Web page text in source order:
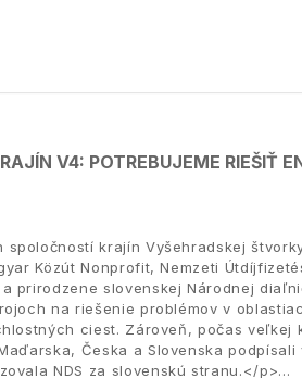
V4: POTREBUJEME RIEŠIŤ
spoločností krajín Vyšehradskej
Közút Nonprofit, Nemzeti
prirodzene slovenskej Národnej
na riešenie problémov v
ciest. Zároveň, počas veľkej
Česka a Slovenska
NDS za slovenskú stranu.</p>